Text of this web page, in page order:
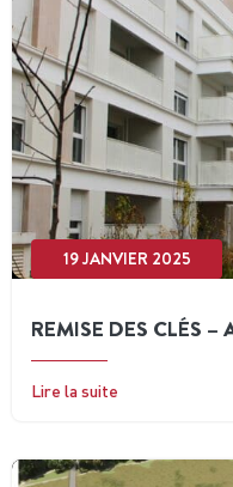
19 JANVIER 2025
REMISE DES CLÉS –
Lire la suite